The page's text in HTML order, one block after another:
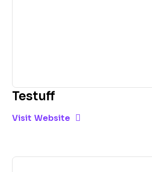
Testuff
Visit Website Opens New Window